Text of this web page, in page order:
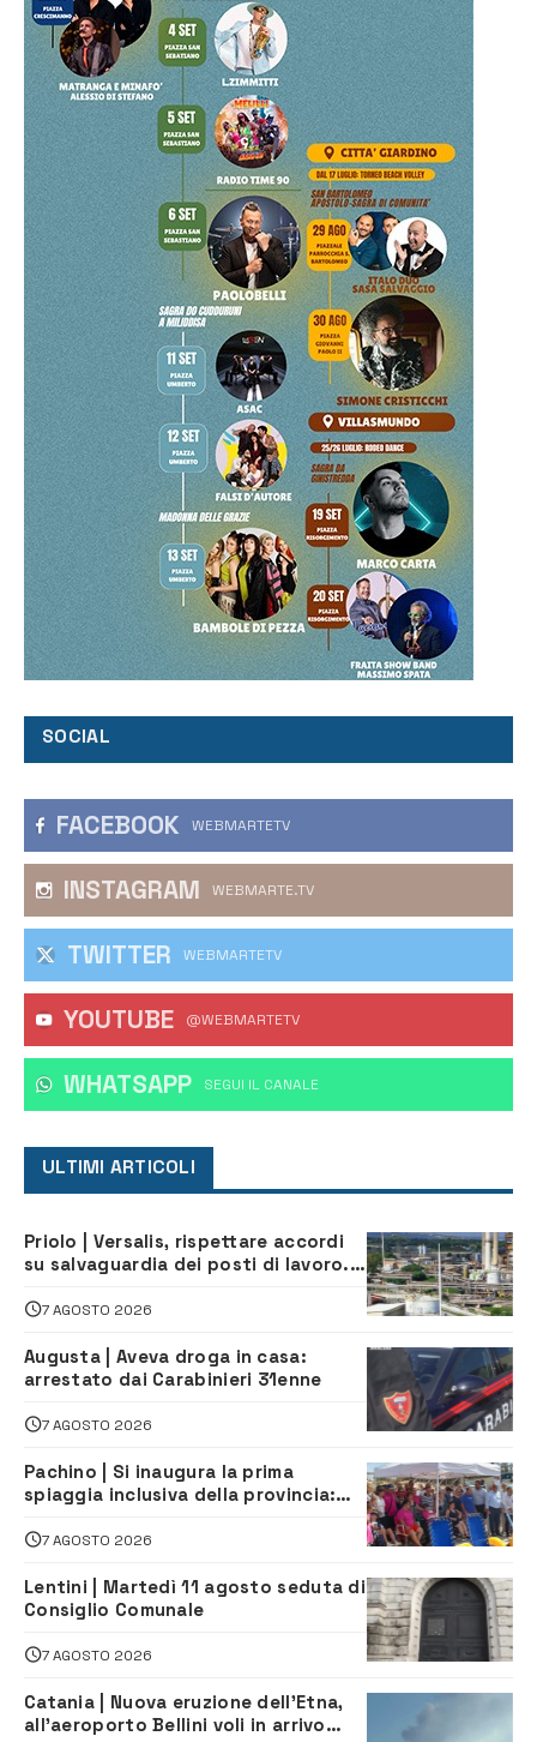
SOCIAL
FACEBOOK WEBMARTETV
INSTAGRAM WEBMARTE.TV
TWITTER WEBMARTETV
YOUTUBE @WEBMARTETV
WHATSAPP ‎SEGUI IL CANALE
ULTIMI ARTICOLI
Priolo | Versalis, rispettare accordi
su salvaguardia dei posti di lavoro. Il
7 AGOSTO 2026
Augusta | Aveva droga in casa:
arrestato dai Carabinieri 31enne
7 AGOSTO 2026
Pachino | Si inaugura la prima
spiaggia inclusiva della provincia:
tutti
7 AGOSTO 2026
Lentini | Martedì 11 agosto seduta di
Consiglio Comunale
7 AGOSTO 2026
Catania | Nuova eruzione dell’Etna,
all’aeroporto Bellini voli in arrivo